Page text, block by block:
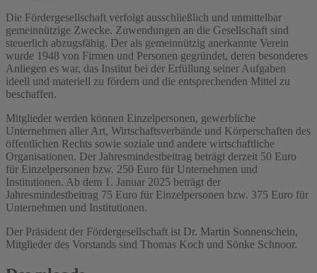
Die Fördergesellschaft verfolgt ausschließlich und unmittelbar
gemeinnützige Zwecke. Zuwendungen an die Gesellschaft sind
steuerlich abzugsfähig. Der als gemeinnützig anerkannte Verein
wurde 1948 von Firmen und Personen gegründet, deren besonderes
Anliegen es war, das Institut bei der Erfüllung seiner Aufgaben
ideell und materiell zu fördern und die entsprechenden Mittel zu
beschaffen.
Mitglieder werden können Einzelpersonen, gewerbliche
Unternehmen aller Art, Wirtschaftsverbände und Körperschaften des
öffentlichen Rechts sowie soziale und andere wirtschaftliche
Organisationen. Der Jahresmindestbeitrag beträgt derzeit 50 Euro
für Einzelpersonen bzw. 250 Euro für Unternehmen und
Institutionen. Ab dem 1. Januar 2025 beträgt der
Jahresmindestbeitrag 75 Euro für Einzelpersonen bzw. 375 Euro für
Unternehmen und Institutionen.
Der Präsident der Fördergesellschaft ist Dr. Martin Sonnenschein,
Mitglieder des Vorstands sind Thomas Koch und Sönke Schnoor.